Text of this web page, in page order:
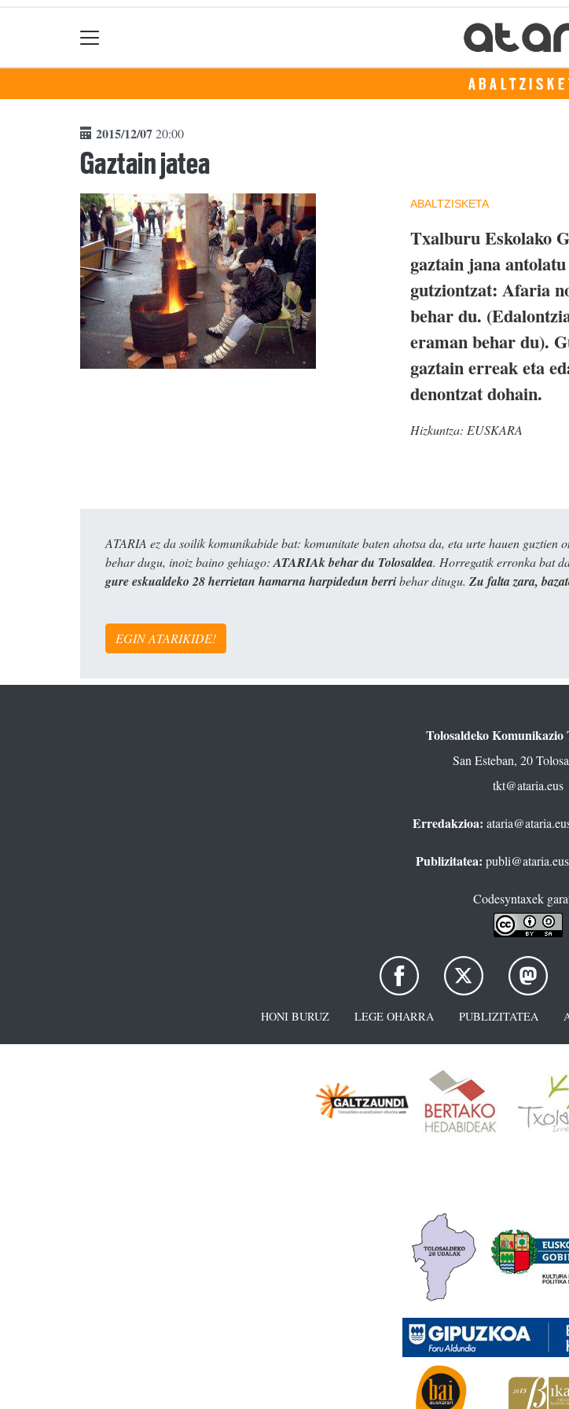
2015/12/0720:00
Gaztain jatea
ABALTZISKETA
Txalburu Eskolako
gaztain jana
gutziontzat: Afaria
behar du.
eraman behar du).
gaztain erreak eta
denontzat dohain.
Hizkuntza: EUSKARA
ATARIA ez da soilik komunikabide bat: komunitate baten ahotsa da, eta urte hauen guztien
behar dugu, inoiz baino gehiago: ATARIAk behar du Tolosaldea. Horregatik erronka bat
gure eskualdeko 28 herrietan hamarna harpidedun berribehar ditugu. Zu falta zara,
EGIN ATARIKIDE!
Tolosaldeko Komunikazio
San Esteban, 20
tkt@ataria.eus
Erredakzioa:
Publizitatea: publi@ataria.eus
Codesyntaxek
HONI BURUZ LEGE OHARRA PUBLIZITATEA